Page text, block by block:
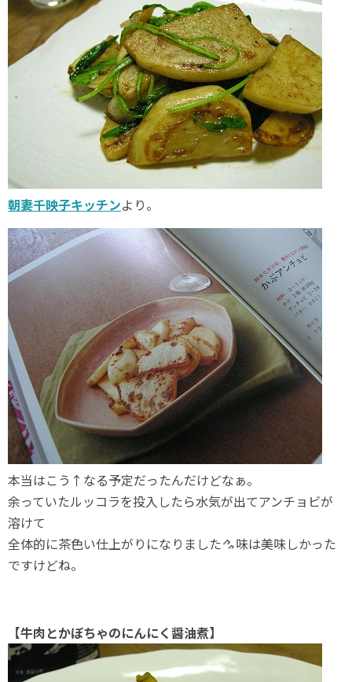
朝妻千映子キッチンより。
本当はこう↑なる予定だったんだけどなぁ。
余っていたルッコラを投入したら水気が出てアンチョビが
溶けて
全体的に茶色い仕上がりになりました
味は美味しかった
ですけどね。
【牛肉とかぼちゃのにんにく醤油煮】